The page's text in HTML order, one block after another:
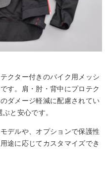
クター付きのバイク用メッシ
す。肩・肘・背中にプロテク
ダメージ軽減に配慮されてい
と安心です。
デルや、オプションで保護性
途に応じてカスタマイズでき